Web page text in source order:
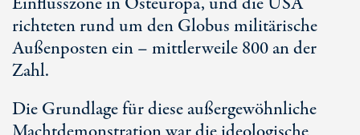
richteten rund um den Globus militärische
Außenposten ein – mittlerweile 800 an der
Zahl.
Die Grundlage für diese außergewöhnliche